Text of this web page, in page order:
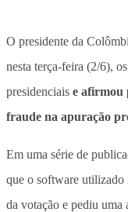
O presidente da
nesta terça-feira (2/6),
presidenciais e afirmou
fraude na apuração
Em uma série de
que o software utilizado
da votação e pediu uma